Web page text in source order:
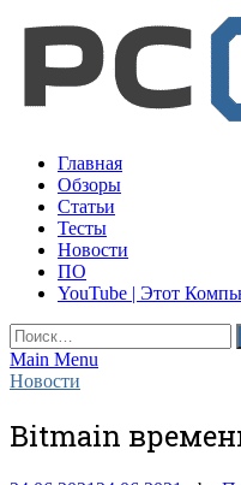
content
PC-01 | Этот компьютер
Компьютерные новости
Главная
Обзоры
Статьи
Тесты
Новости
ПО
YouTube | Этот
Найти:
Main Menu
Новости
Bitmain